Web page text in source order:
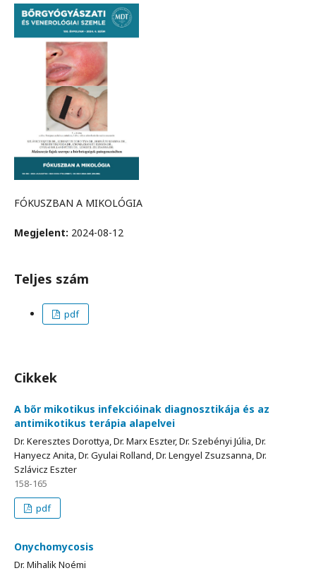
FÓKUSZBAN A MIKOLÓGIA
Megjelent: 2024-08-12
Teljes szám
pdf
Cikkek
A bőr mikotikus infekcióinak diagnosztikája és az
antimikotikus terápia alapelvei
Dr. Keresztes Dorottya, Dr. Marx Eszter, Dr. Szebényi Júlia, Dr.
Hanyecz Anita, Dr. Gyulai Rolland, Dr. Lengyel Zsuzsanna, Dr.
Szlávicz Eszter
158-165
pdf
Onychomycosis
Dr. Mihalik Noémi